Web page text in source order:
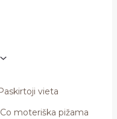
moteriška pižama